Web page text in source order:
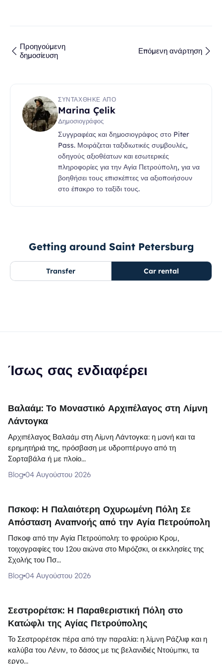
Προηγούμενη
δημοσίευση
Επόμενη ανάρτηση
ΣΥΝΤΆΧΘΗΚΕ ΑΠΌ
Marina Çelik
Δημοσιογράφος
Συγγραφέας και δημοσιογράφος στο Piter
Pass. Μοιράζεται ταξιδιωτικές συμβουλές,
οδηγούς αξιοθέατων και εσωτερικές
πληροφορίες για την Αγία Πετρούπολη, για να
βοηθήσει τους επισκέπτες να αξιοποιήσουν
στο έπακρο το ταξίδι τους.
Getting around Saint Petersburg
Transfer Car rental
Ίσως σας ενδιαφέρει
Βαλαάμ: Το Μοναστικό Αρχιπέλαγος στη Λίμνη
Λάντογκα
Αρχιπέλαγος Βαλαάμ στη Λίμνη Λάντογκα: η μονή και τα
ερημητήριά της, πρόσβαση με υδροπτέρυγο από τη
Σορταβάλα ή με πλοίο...
Blog 04 Αυγούστου 2026
Πσκοφ: Η Παλαιότερη Οχυρωμένη Πόλη Σε
Απόσταση Αναπνοής από την Αγία Πετρούπολη
Πσκοφ από την Αγία Πετρούπολη: το φρούριο Κρομ,
τοιχογραφίες του 12ου αιώνα στο Μιρόζσκι, οι εκκλησίες της
Σχολής του Πσ...
Blog 04 Αυγούστου 2026
Σεστρορέτσκ: Η Παραθεριστική Πόλη στο
Κατώφλι της Αγίας Πετρούπολης
Το Σεστρορέτσκ πέρα από την παραλία: η λίμνη Ράζλιφ και η
καλύβα του Λένιν, το δάσος με τις βελανιδιές Ντούμπκι, τα
εργο...